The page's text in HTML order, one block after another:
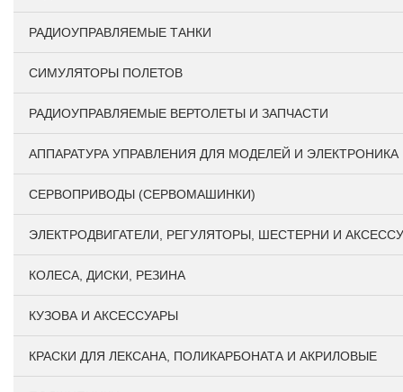
РАДИОУПРАВЛЯЕМЫЕ ТАНКИ
СИМУЛЯТОРЫ ПОЛЕТОВ
РАДИОУПРАВЛЯЕМЫЕ ВЕРТОЛЕТЫ И ЗАПЧАСТИ
АППАРАТУРА УПРАВЛЕНИЯ ДЛЯ МОДЕЛЕЙ И ЭЛЕКТРОНИКА
СЕРВОПРИВОДЫ (СЕРВОМАШИНКИ)
ЭЛЕКТРОДВИГАТЕЛИ, РЕГУЛЯТОРЫ, ШЕСТЕРНИ И
КОЛЕСА, ДИСКИ, РЕЗИНА
КУЗОВА И АКСЕССУАРЫ
КРАСКИ ДЛЯ ЛЕКСАНА, ПОЛИКАРБОНАТА И АКРИЛОВЫЕ